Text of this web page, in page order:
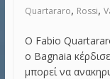
Quartararo, Rossi,
Ο Fabio
ο Bagnaia
μπορεί να